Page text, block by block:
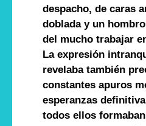
despacho, de caras
doblada y un
del mucho trabajar
La expresión
revelaba también
constantes apuros
esperanzas
todos ellos